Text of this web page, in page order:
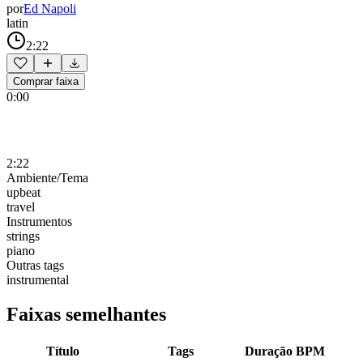
porEd Napoli
latin
2:22
Comprar faixa
0:00
2:22
Ambiente/Tema
upbeat
travel
Instrumentos
strings
piano
Outras tags
instrumental
Faixas semelhantes
Título Tags Duração BPM